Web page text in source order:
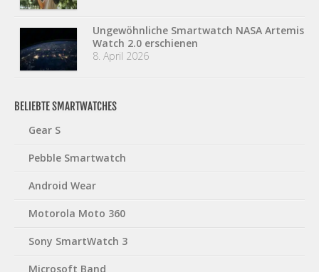
Ungewöhnliche Smartwatch NASA Artemis
Watch 2.0 erschienen
8. April 2026
BELIEBTE SMARTWATCHES
Gear S
Pebble Smartwatch
Android Wear
Motorola Moto 360
Sony SmartWatch 3
Microsoft Band